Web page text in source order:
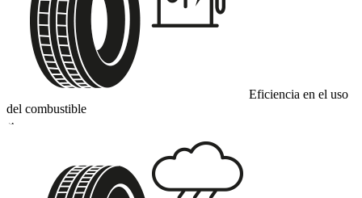
Eficiencia en el uso
del combustible
A